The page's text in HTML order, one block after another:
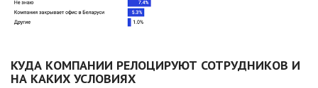
КУДА КОМПАНИИ РЕЛОЦИРУЮТ СОТРУДНИКОВ И
НА КАКИХ УСЛОВИЯХ